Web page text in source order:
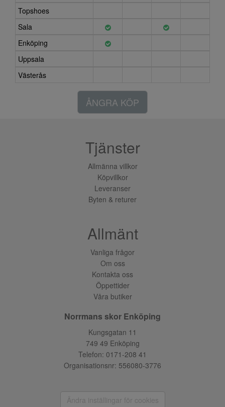
Topshoes
Sala
Enköping
Uppsala
Västerås
ÅNGRA KÖP
Tjänster
Allmänna villkor
Köpvillkor
Leveranser
Byten & returer
Allmänt
Vanliga frågor
Om oss
Kontakta oss
Öppettider
Våra butiker
Norrmans skor Enköping
Kungsgatan 11
749 49 Enköping
Telefon: 0171-208 41
Organisationsnr: 556080-3776
Ändra inställingar för cookies